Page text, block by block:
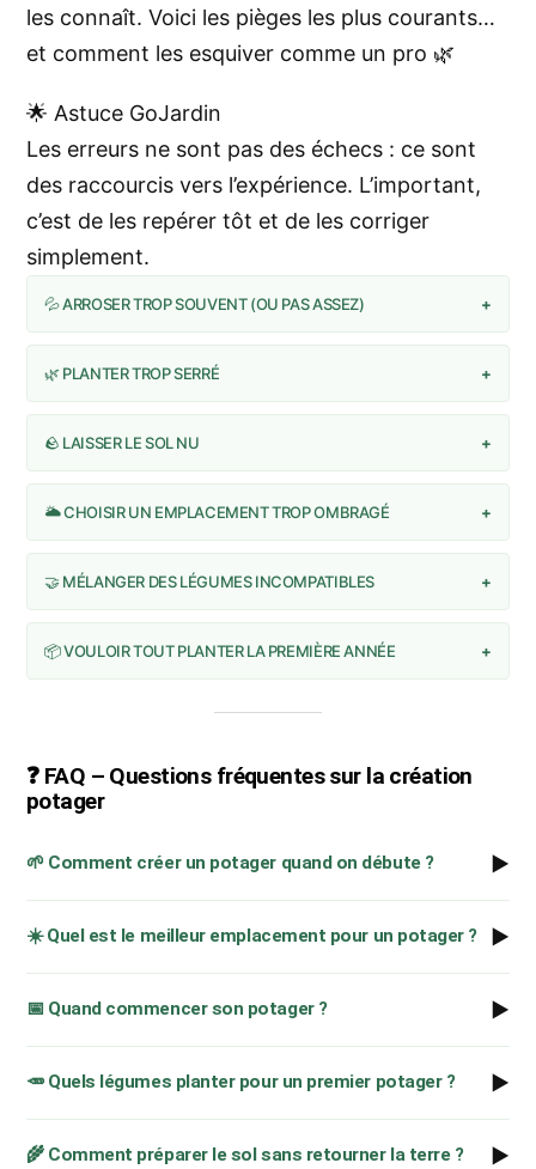
les connaît. Voici les pièges les plus courants…
et comment les esquiver comme un pro 🌿
🌟 Astuce GoJardin
Les erreurs ne sont pas des échecs : ce sont
des raccourcis vers l’expérience. L’important,
c’est de les repérer tôt et de les corriger
simplement.
💦 ARROSER TROP SOUVENT (OU PAS ASSEZ) +
🌿 PLANTER TROP SERRÉ +
🪨 LAISSER LE SOL NU +
🌥️ CHOISIR UN EMPLACEMENT TROP OMBRAGÉ +
🤝 MÉLANGER DES LÉGUMES INCOMPATIBLES +
📦 VOULOIR TOUT PLANTER LA PREMIÈRE ANNÉE +
❓ FAQ – Questions fréquentes sur la création
potager
🌱 Comment créer un potager quand on débute ? ▶
☀️ Quel est le meilleur emplacement pour un potager ? ▶
📅 Quand commencer son potager ? ▶
🥕 Quels légumes planter pour un premier potager ? ▶
🌾 Comment préparer le sol sans retourner la terre ? ▶